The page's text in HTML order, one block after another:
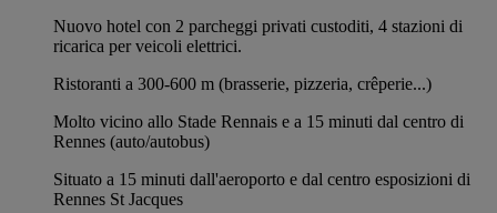
Nuovo hotel con 2 parcheggi privati ​​custoditi, 4 stazioni di
ricarica per veicoli elettrici.
Ristoranti a 300-600 m (brasserie, pizzeria, crêperie...)
Molto vicino allo Stade Rennais e a 15 minuti dal centro di
Rennes (auto/autobus)
Situato a 15 minuti dall'aeroporto e dal centro esposizioni di
Rennes St Jacques